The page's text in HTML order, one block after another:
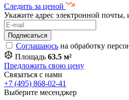
Следить за ценой
Укажите адрес электронной
Соглашаюсь на обработку
Площадь 63.5 м²
Предложить свою цену
Связаться с нами
+7 (495) 868-02-41
Выберите месенджер